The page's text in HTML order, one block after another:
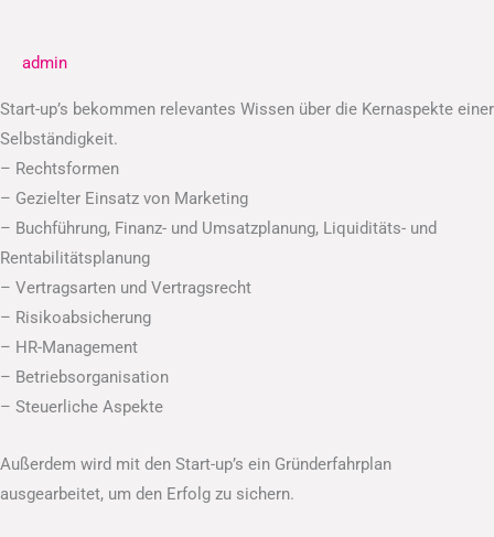
admin
Start-up’s bekommen relevantes Wissen über die Kernaspekte einer
Selbständigkeit.
– Rechtsformen
– Gezielter Einsatz von Marketing
– Buchführung, Finanz- und Umsatzplanung, Liquiditäts- und
Rentabilitätsplanung
– Vertragsarten und Vertragsrecht
– Risikoabsicherung
– HR-Management
– Betriebsorganisation
– Steuerliche Aspekte
Außerdem wird mit den Start-up’s ein Gründerfahrplan
ausgearbeitet, um den Erfolg zu sichern.